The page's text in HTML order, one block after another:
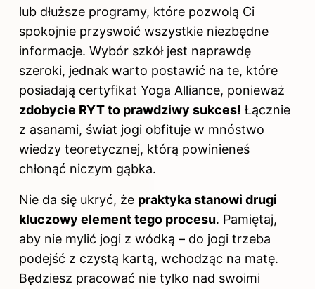
lub dłuższe programy, które pozwolą Ci
spokojnie przyswoić wszystkie niezbędne
informacje. Wybór szkół jest naprawdę
szeroki, jednak warto postawić na te, które
posiadają certyfikat Yoga Alliance, ponieważ
zdobycie RYT to prawdziwy sukces! Łącznie
z asanami, świat jogi obfituje w mnóstwo
wiedzy teoretycznej, którą powinieneś
chłonąć niczym gąbka.
Nie da się ukryć, że praktyka stanowi drugi
kluczowy element tego procesu. Pamiętaj,
aby nie mylić jogi z wódką – do jogi trzeba
podejść z czystą kartą, wchodząc na matę.
Będziesz pracować nie tylko nad swoimi